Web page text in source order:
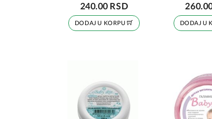
240.00 RSD
DODAJ U KORPU DODAJ U